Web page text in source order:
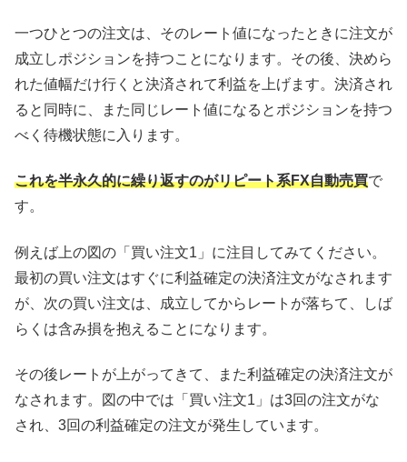
一つひとつの注文は、そのレート値になったときに注文が
成立しポジションを持つことになります。その後、決めら
れた値幅だけ行くと決済されて利益を上げます。決済され
ると同時に、また同じレート値になるとポジションを持つ
べく待機状態に入ります。
これを半永久的に繰り返すのがリピート系FX自動売買で
す。
例えば上の図の「買い注文1」に注目してみてください。
最初の買い注文はすぐに利益確定の決済注文がなされます
が、次の買い注文は、成立してからレートが落ちて、しば
らくは含み損を抱えることになります。
その後レートが上がってきて、また利益確定の決済注文が
なされます。図の中では「買い注文1」は3回の注文がな
され、3回の利益確定の注文が発生しています。